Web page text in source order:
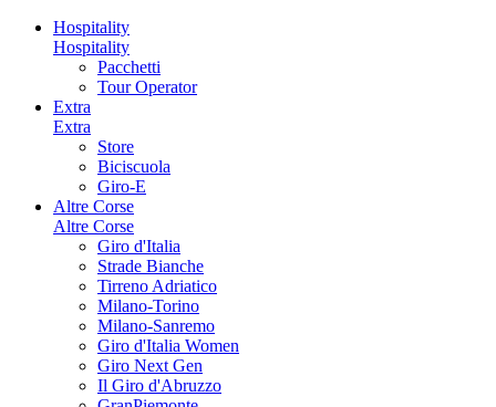
Hospitality
Hospitality
Pacchetti
Tour Operator
Extra
Extra
Store
Biciscuola
Giro-E
Altre Corse
Altre Corse
Giro d'Italia
Strade Bianche
Tirreno Adriatico
Milano-Torino
Milano-Sanremo
Giro d'Italia Women
Giro Next Gen
Il Giro d'Abruzzo